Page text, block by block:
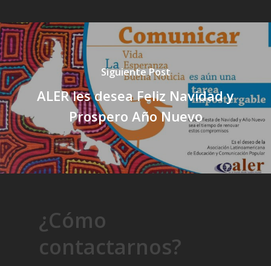
Siguiente Post
ALER les desea Feliz Navidad y
Prospero Año Nuevo
¿Cómo
contactarnos?